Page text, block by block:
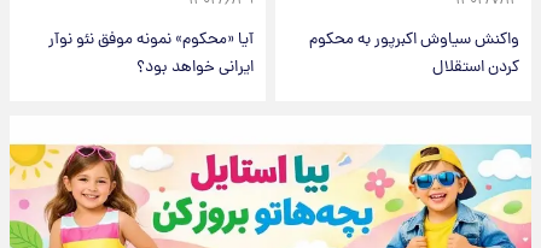
واکنش سیاوش اکبرپور به محکوم
کردن استقلال
آیا «محکوم» نمونه موفق نئو نوآر
ایرانی خواهد بود؟